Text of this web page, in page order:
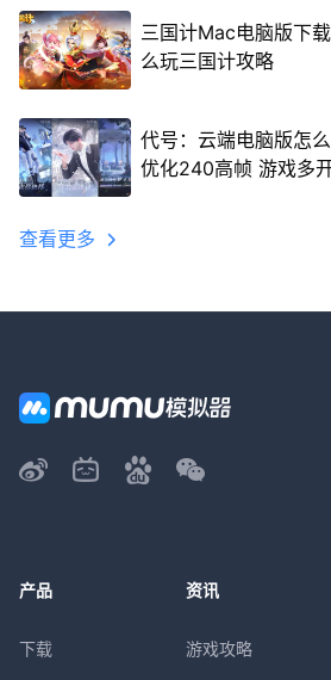
三国计Mac电脑版下
么玩三国计攻略
代号：云端电脑版怎
优化240高帧 游戏多
查看更多
产品
下载
资讯
游戏攻略